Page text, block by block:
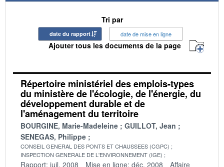
Tri par
date du rapport date de mise en ligne
Ajouter tous les documents de la page
Répertoire ministériel des emplois-types
du ministère de l'écologie, de l'énergie, du
développement durable et de
l'aménagement du territoire
BOURGINE, Marie-Madeleine
GUILLOT, Jean
SENEGAS, Philippe
CONSEIL GENERAL DES PONTS ET CHAUSSEES (CGPC)
INSPECTION GENERALE DE L'ENVIRONNEMENT (IGE)
Rapport: juil. 2008 Mise en ligne: déc. 2008
Affaire